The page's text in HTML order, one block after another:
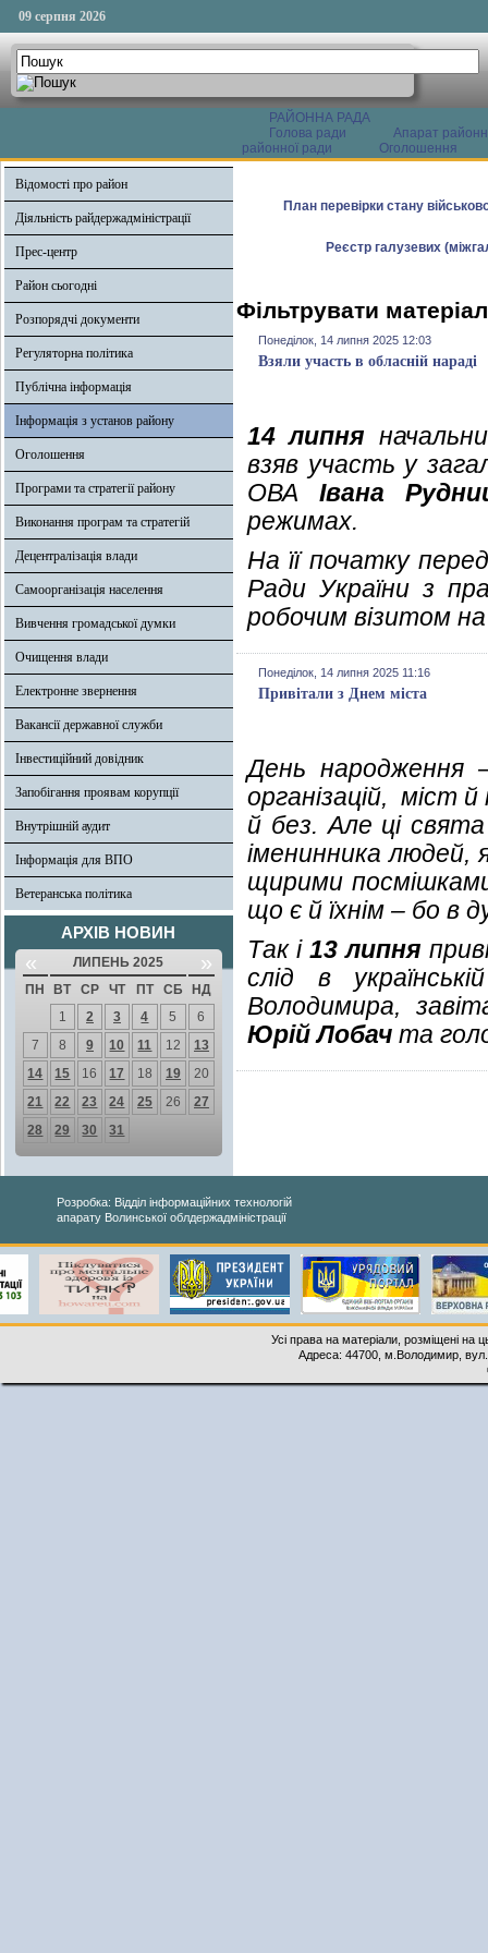
09 серпня 2026
РАЙОННА РАДА
Голова ради
Апарат
районної ради
Оголошення
Відомості про район
Діяльність райдержадміністрації
Прес-центр
Район сьогодні
Розпорядчі документи
Регуляторна політика
Публічна інформація
Інформація з установ району
Оголошення
Програми та стратегії району
Виконання програм та стратегій
Децентралізація влади
Самоорганізація населення
Вивчення громадської думки
Очищення влади
Електронне звернення
Вакансії державної служби
Інвестиційний довідник
Запобігання проявам корупції
Внутрішній аудит
Інформація для ВПО
Ветеранська політика
АРХІВ НОВИН
« ЛИПЕНЬ 2025 »
ПН ВТ СР ЧТ ПТ СБ
НД
1
2 3 4 5
6
7
8 9 10 11 12
13
14
15 16 17 18 19
20
21
22 23 24 25 26
27
28
29 30 31
План перевірки стану
Реєстр галузевих
Фільтрувати
Понеділок, 14 липня 2025 12:03
Взяли участь в обласній нараді
14 липня
взяв участь у
ОВА Івана
режимах.
На її початку
Ради України з
робочим візитом
Понеділок, 14 липня 2025 11:16
Привітали з Днем міста
День народження
організацій, міст
й без. Але ці
іменинника людей,
щирими
що є й їхнім – бо в
Так і 13 липня
слід в
Володимира,
Юрій Лобач та
Розробка: Відділ інформаційних технологій
апарату Волинської облдержадміністрації
Усі права на матеріали, розміщені на
Адреса: 44700, м.Володимир,